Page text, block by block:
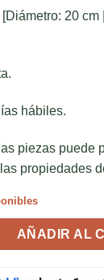
20
hábiles.
piezas puede
propiedades
AÑADIR AL